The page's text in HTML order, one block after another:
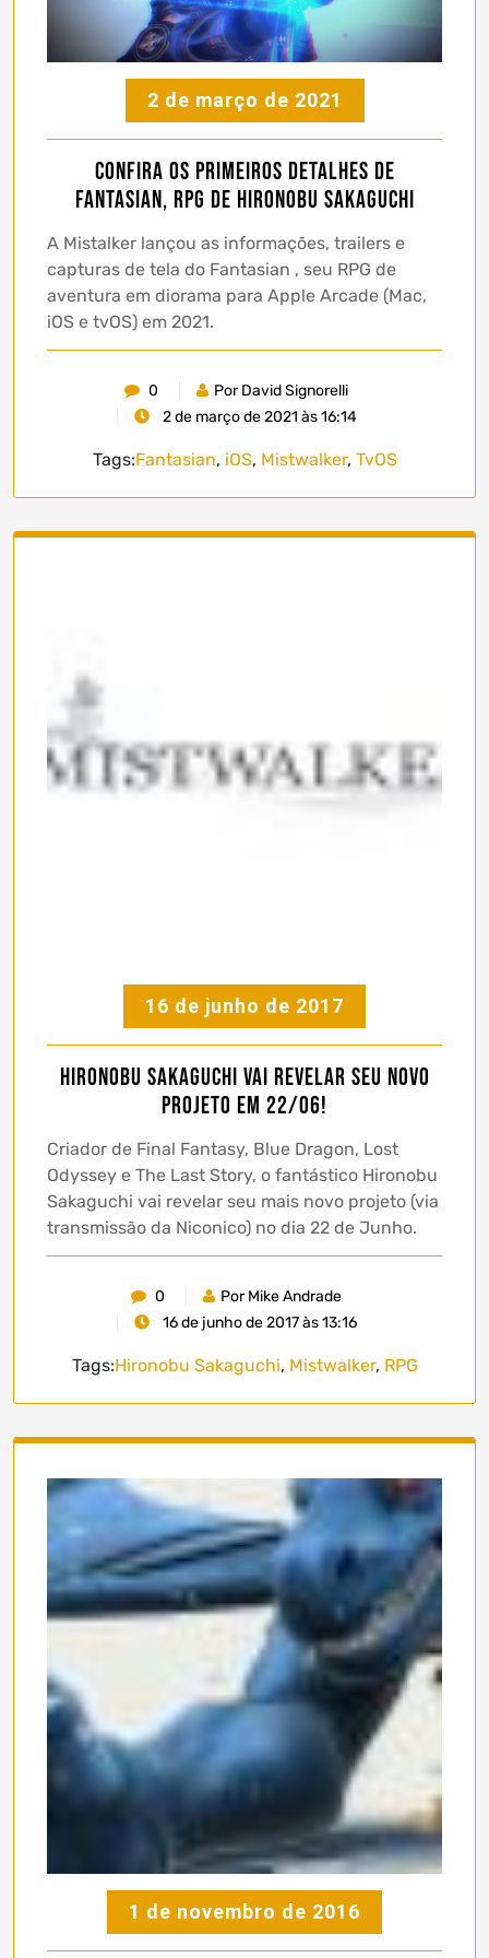
2 de março de 2021
Confira os primeiros detalhes de
Fantasian, RPG de Hironobu Sakaguchi
A Mistalker lançou as informações, trailers e
capturas de tela do Fantasian , seu RPG de
aventura em diorama para Apple Arcade (Mac,
iOS e tvOS) em 2021.
0
Por David Signorelli
2 de março de 2021 às 16:14
Tags:Fantasian, iOS, Mistwalker, TvOS
16 de junho de 2017
Hironobu Sakaguchi vai revelar seu novo
projeto em 22/06!
Criador de Final Fantasy, Blue Dragon, Lost
Odyssey e The Last Story, o fantástico Hironobu
Sakaguchi vai revelar seu mais novo projeto (via
transmissão da Niconico) no dia 22 de Junho.
0
Por Mike Andrade
16 de junho de 2017 às 13:16
Tags:Hironobu Sakaguchi, Mistwalker, RPG
1 de novembro de 2016